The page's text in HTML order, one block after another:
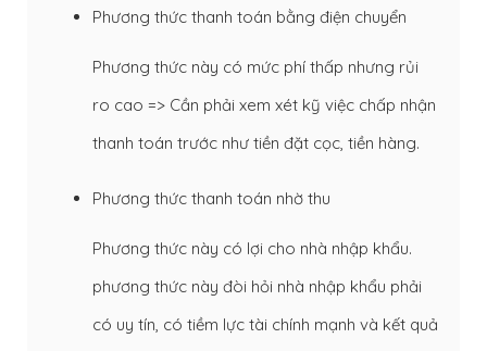
Phương thức thanh toán bằng điện chuyển
Phương thức này có mức phí thấp nhưng rủi
ro cao => Cần phải xem xét kỹ việc chấp nhận
thanh toán trước như tiền đặt cọc, tiền hàng.
Phương thức thanh toán nhờ thu
Phương thức này có lợi cho nhà nhập khẩu.
phương thức này đòi hỏi nhà nhập khẩu phải
có uy tín, có tiềm lực tài chính mạnh và kết quả